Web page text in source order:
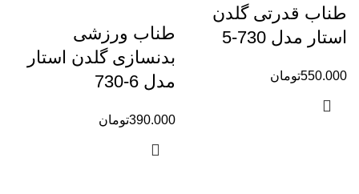
طناب قدرتی گلدن
استار مدل 730-5
تومان550.000
طناب ورزشی
بدنسازی گلدن استار
مدل 6-730
تومان390.000